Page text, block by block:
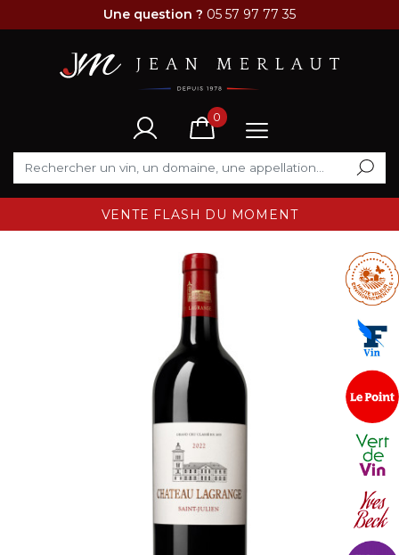
Une question ? 05 57 97 77 35
0
VENTE FLASH DU MOMENT